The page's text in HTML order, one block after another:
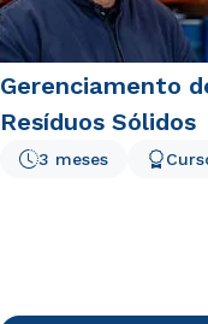
Gerenciamento
Resíduos Sólidos
3 meses